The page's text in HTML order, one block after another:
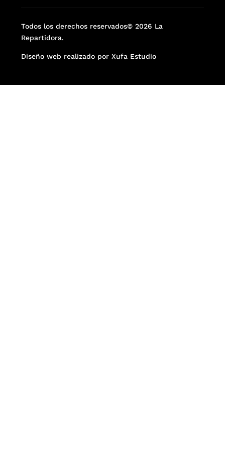
Todos los derechos reservados© 2026 La
Repartidora.
Diseño web realizado por Xufa Estudio